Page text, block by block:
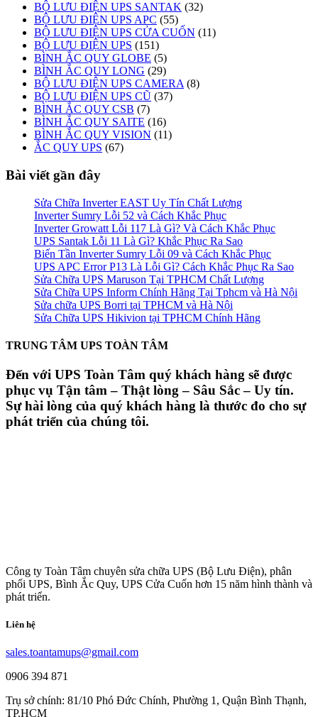
BỘ LƯU ĐIỆN UPS SANTAK (32)
BỘ LƯU ĐIỆN UPS APC (55)
BỘ LƯU ĐIỆN UPS CỬA CUỐN (11)
BỘ LƯU ĐIỆN UPS (151)
BÌNH ẮC QUY GLOBE (5)
BÌNH ẮC QUY LONG (29)
BỘ LƯU ĐIỆN UPS CAMERA (8)
BỘ LƯU ĐIỆN UPS CŨ (37)
BÌNH ẮC QUY CSB (7)
BÌNH ẮC QUY SAITE (16)
BÌNH ẮC QUY VISION (11)
ẮC QUY UPS (67)
Bài viết gần đây
Sửa Chữa Inverter EAST Uy Tín Chất Lượng
Inverter Sumry Lỗi 52 và Cách Khắc Phục
Inverter Growatt Lỗi 117 Là Gì? Và Cách Khắc Phục
UPS Santak Lỗi 11 Là Gì? Khắc Phục Ra Sao
Biến Tần Inverter Sumry Lỗi 09 và Cách Khắc Phục
UPS APC Error P13 Là Lỗi Gì? Cách Khắc Phục Ra Sao
Sửa Chữa UPS Maruson Tại TPHCM Chất Lượng
Sửa Chữa UPS Inform Chính Hãng Tại Tphcm và Hà Nội
Sửa chữa UPS Borri tại TPHCM và Hà Nội
Sửa Chữa UPS Hikivion tại TPHCM Chính Hãng
TRUNG TÂM UPS TOÀN TÂM
Đến với UPS Toàn Tâm quý khách hàng sẽ được
phục vụ Tận tâm – Thật lòng – Sâu Sắc – Uy tín.
Sự hài lòng của quý khách hàng là thước đo cho sự
phát triển của chúng tôi.
Công ty Toàn Tâm chuyên sửa chữa UPS (Bộ Lưu Điện), phân
phối UPS, Bình Ắc Quy, UPS Cửa Cuốn hơn 15 năm hình thành và
phát triển.
Liên hệ
sales.toantamups@gmail.com
0906 394 871
Trụ sở chính: 81/10 Phó Đức Chính, Phường 1, Quận Bình Thạnh,
TP.HCM